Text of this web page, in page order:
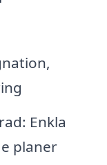
Enkla
planer